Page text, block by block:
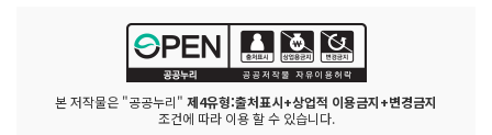
본 저작물은 "공공누리" 제4유형:출처표시+상업적 이용금지+변경금지
조건에 따라 이용 할 수 있습니다.